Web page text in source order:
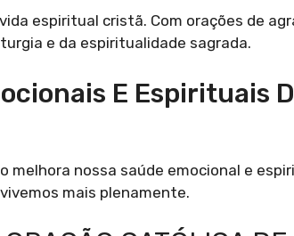
espiritual cristã. Com orações de
e da espiritualidade sagrada.
E Espirituais
melhora nossa saúde emocional e
mais plenamente.